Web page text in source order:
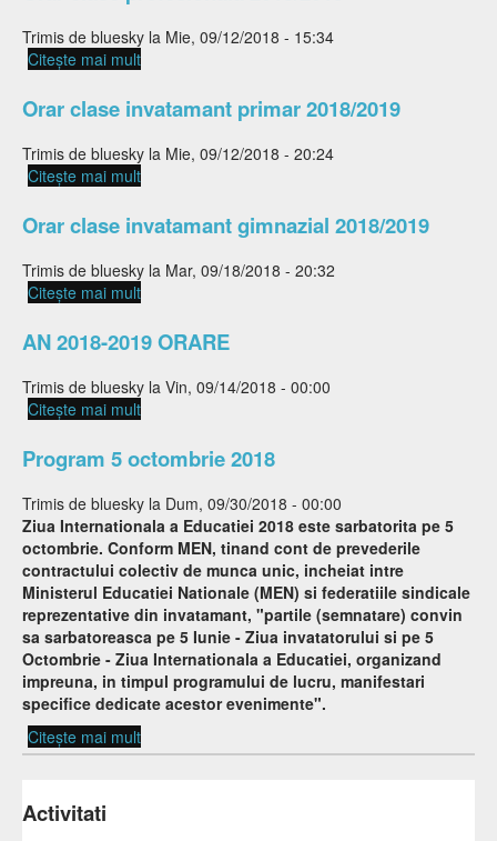
Trimis de bluesky la Mie, 09/12/2018 - 15:34
Citește mai mult
Orar clase invatamant primar 2018/2019
Trimis de bluesky la Mie, 09/12/2018 - 20:24
Citește mai mult
Orar clase invatamant gimnazial 2018/2019
Trimis de bluesky la Mar, 09/18/2018 - 20:32
Citește mai mult
AN 2018-2019 ORARE
Trimis de bluesky la Vin, 09/14/2018 - 00:00
Citește mai mult
Program 5 octombrie 2018
Trimis de bluesky la Dum, 09/30/2018 - 00:00
Ziua Internationala a Educatiei 2018 este sarbatorita pe 5
octombrie. Conform MEN, tinand cont de prevederile
contractului colectiv de munca unic, incheiat intre
Ministerul Educatiei Nationale (MEN) si federatiile sindicale
reprezentative din invatamant, "partile (semnatare) convin
sa sarbatoreasca pe 5 Iunie - Ziua invatatorului si pe 5
Octombrie - Ziua Internationala a Educatiei, organizand
impreuna, in timpul programului de lucru, manifestari
specifice dedicate acestor evenimente".
Citește mai mult
Activitati